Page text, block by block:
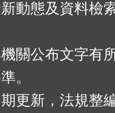
動態及資料檢
關公布文字有
。
更新，法規整